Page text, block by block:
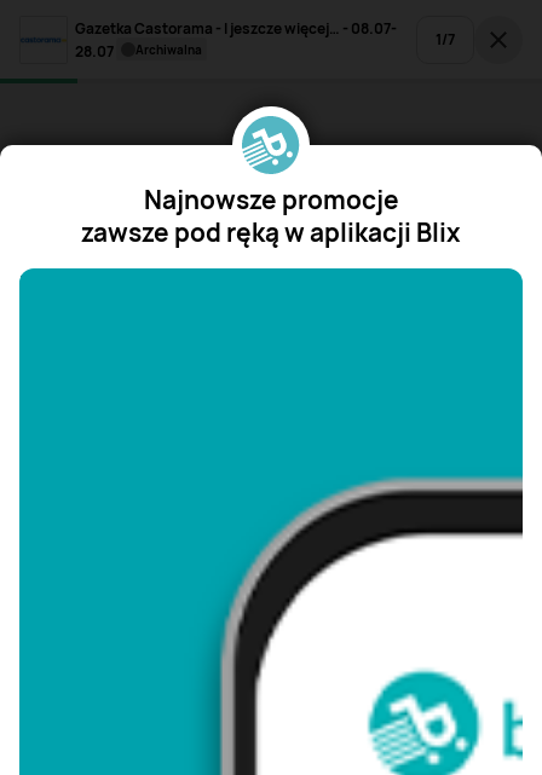
Gazetka Castorama - I jeszcze więcej… - 08.07-
28.07
archiwalna 1/7
Najnowsze promocje
zawsze pod ręką w aplikacji Blix
"/>